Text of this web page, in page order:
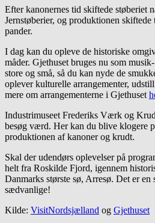
Efter kanonernes tid skiftede støberiet
Jernstøberier, og produktionen
pander.
I dag kan du opleve de historiske
måder. Gjethuset bruges nu som
store og små, så du kan nyde de
oplever kulturelle arrangementer,
mere om arrangementerne i Gjethuset
Industrimuseet Frederiks Værk og
besøg værd. Her kan du blive klogere
produktionen af kanoner og krudt.
Skal der udendørs oplevelser på
helt fra Roskilde Fjord, igennem
Danmarks største sø, Arresø. Det er
sædvanlige!
Kilde: VisitNordsjælland og Gjethuset